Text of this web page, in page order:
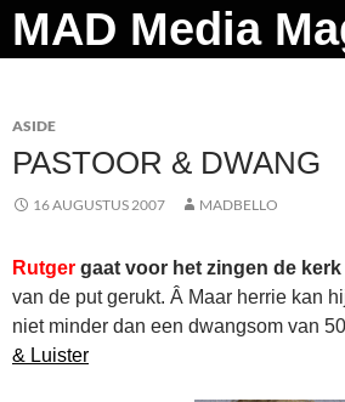
Ga
naar
Zoeken
ASIDE
PASTOOR & DWANG
16 AUGUSTUS 2007 MADBELLO
Rutger gaat voor het zingen de kerk
van de put gerukt. Â Maar herrie kan
niet minder dan een dwangsom van
& Luister